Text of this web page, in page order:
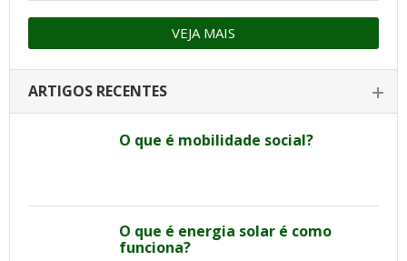
VEJA MAIS
ARTIGOS RECENTES
O que é mobilidade social?
O que é energia solar é como
funciona?